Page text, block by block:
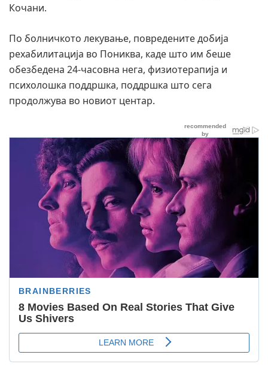
Кочани.
По болничкото лекување, повредените добија
рехабилитација во Пониква, каде што им беше
обезбедена 24-часовна нега, физиотерапија и
психолошка поддршка, поддршка што сега
продолжува во новиот центар.